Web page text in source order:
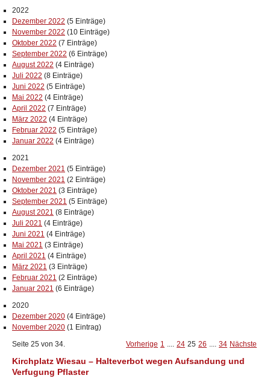
2022
Dezember 2022 (5 Einträge)
November 2022 (10 Einträge)
Oktober 2022 (7 Einträge)
September 2022 (6 Einträge)
August 2022 (4 Einträge)
Juli 2022 (8 Einträge)
Juni 2022 (5 Einträge)
Mai 2022 (4 Einträge)
April 2022 (7 Einträge)
März 2022 (4 Einträge)
Februar 2022 (5 Einträge)
Januar 2022 (4 Einträge)
2021
Dezember 2021 (5 Einträge)
November 2021 (2 Einträge)
Oktober 2021 (3 Einträge)
September 2021 (5 Einträge)
August 2021 (8 Einträge)
Juli 2021 (4 Einträge)
Juni 2021 (4 Einträge)
Mai 2021 (3 Einträge)
April 2021 (4 Einträge)
März 2021 (3 Einträge)
Februar 2021 (2 Einträge)
Januar 2021 (6 Einträge)
2020
Dezember 2020 (4 Einträge)
November 2020 (1 Eintrag)
Seite 25 von 34.
Vorherige 1 .... 24 25 26 .... 34 Nächste
Kirchplatz Wiesau – Halteverbot wegen Aufsandung und
Verfugung Pflaster